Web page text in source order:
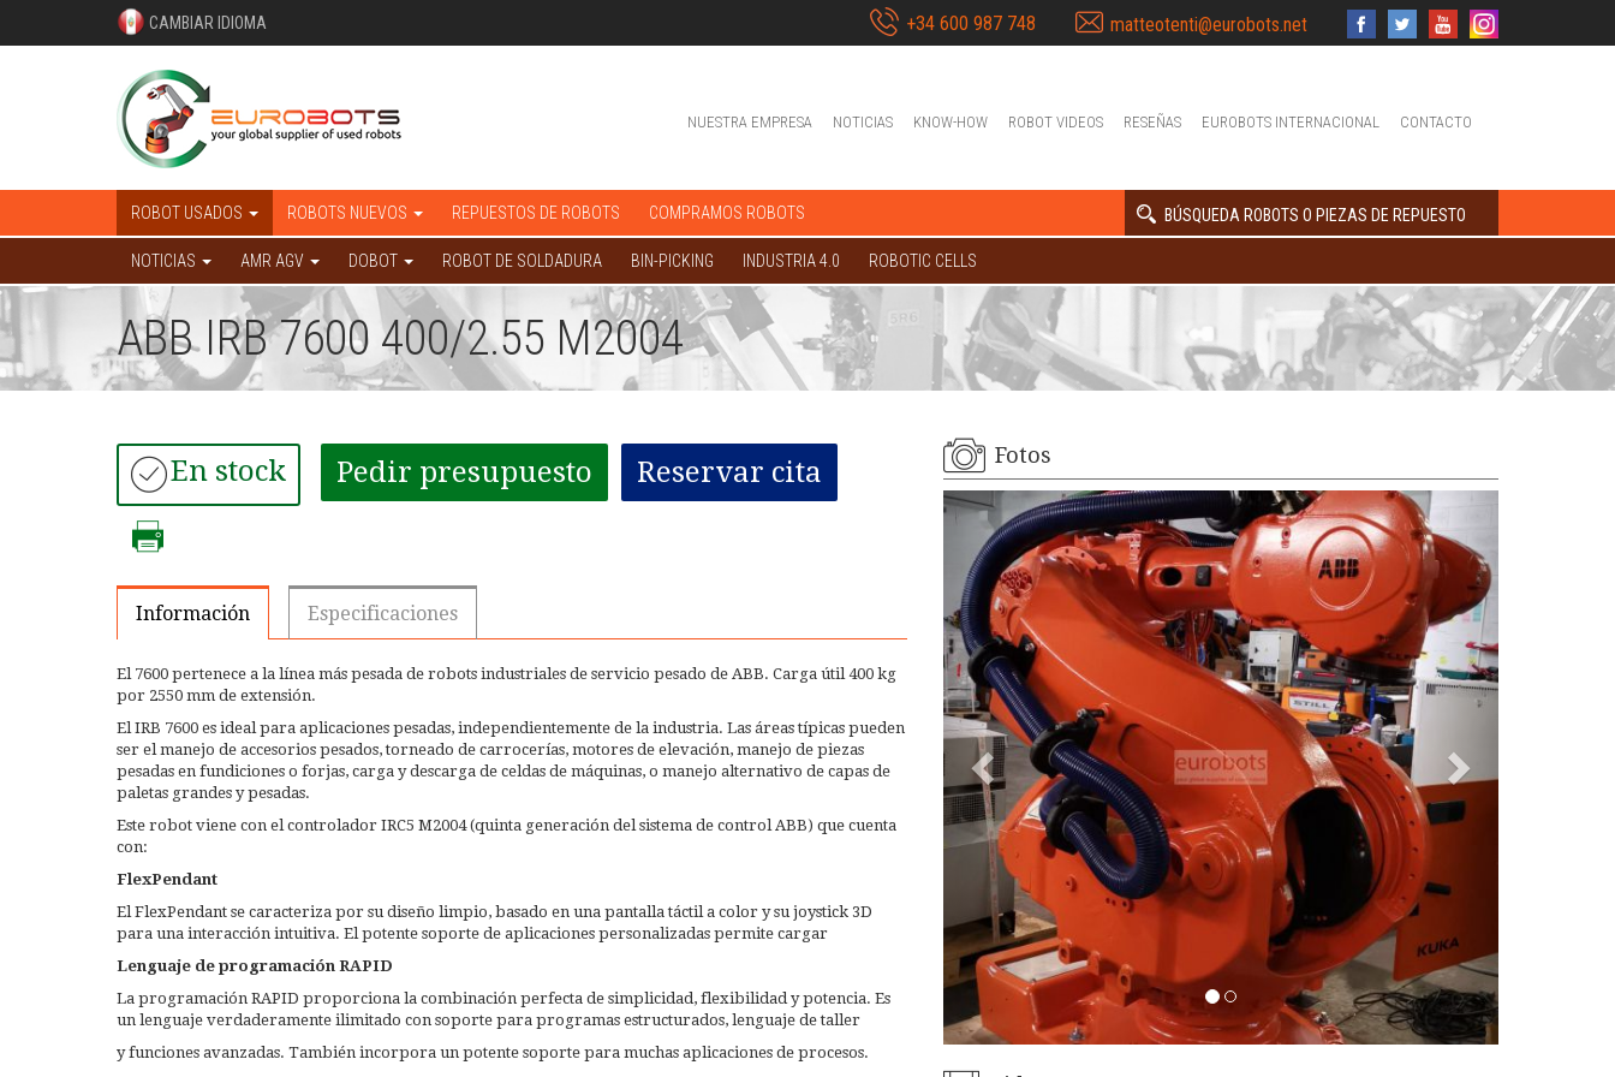
CAMBIAR IDIOMA +34 600 987 748 matteotenti@eurobots.net
NUESTRA EMPRESA NOTICIAS KNOW-HOW ROBOT VIDEOS RESEÑAS EUROBOTS INTERNACIONAL CONTACTO
ROBOT USADOS ROBOTS NUEVOS REPUESTOS DE ROBOTS COMPRAMOS ROBOTS BÚSQUEDA ROBOTS O PIEZAS DE REPUESTO
NOTICIAS AMR AGV DOBOT ROBOT DE SOLDADURA BIN-PICKING INDUSTRIA 4.0 ROBOTIC CELLS
ABB IRB 7600 400/2.55 M2004
En stock Pedir presupuesto Reservar cita
Información Especificaciones
El 7600 pertenece a la línea más pesada de robots industriales de servicio pesado de ABB. Carga útil 400 kg
por 2550 mm de extensión.
El IRB 7600 es ideal para aplicaciones pesadas, independientemente de la industria. Las áreas típicas pueden
ser el manejo de accesorios pesados, torneado de carrocerías, motores de elevación, manejo de piezas
pesadas en fundiciones o forjas, carga y descarga de celdas de máquinas, o manejo alternativo de capas de
paletas grandes y pesadas.
Este robot viene con el controlador IRC5 M2004 (quinta generación del sistema de control ABB) que cuenta
con:
FlexPendant
El FlexPendant se caracteriza por su diseño limpio, basado en una pantalla táctil a color y su joystick 3D
para una interacción intuitiva. El potente soporte de aplicaciones personalizadas permite cargar
Lenguaje de programación RAPID
La programación RAPID proporciona la combinación perfecta de simplicidad, flexibilidad y potencia. Es
un lenguaje verdaderamente ilimitado con soporte para programas estructurados, lenguaje de taller
y funciones avanzadas. También incorpora un potente soporte para muchas aplicaciones de procesos.
Fotos